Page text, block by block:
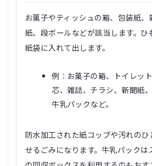
お菓子やティッシュの箱、包装紙、
紙、段ボールなどが該当します。ひ
紙袋に入れて出します。
例：お菓子の箱、トイレッ
芯、雑誌、チラシ、新聞紙、
牛乳パックなど。
防水加工された紙コップや汚れのひ
せるごみになります。牛乳パックは